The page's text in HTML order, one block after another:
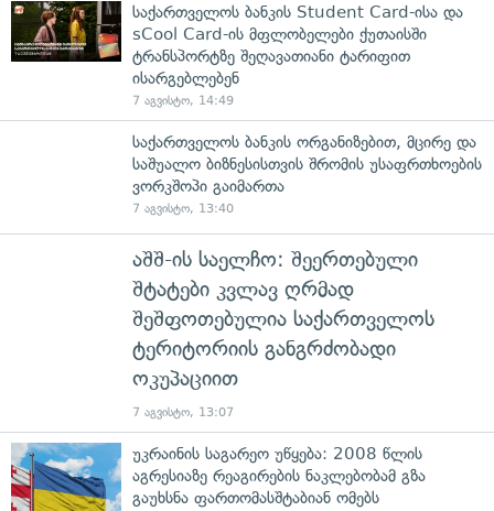
საქართველოს ბანკის Student Card-ისა და
sCool Card-ის მფლობელები ქუთაისში
ტრანსპორტზე შეღავათიანი ტარიფით
ისარგებლებენ
7 აგვისტო, 14:49
საქართველოს ბანკის ორგანიზებით, მცირე და
საშუალო ბიზნესისთვის შრომის უსაფრთხოების
ვორკშოპი გაიმართა
7 აგვისტო, 13:40
აშშ-ის საელჩო: შეერთებული
შტატები კვლავ ღრმად
შეშფოთებულია საქართველოს
ტერიტორიის განგრძობადი
ოკუპაციით
7 აგვისტო, 13:07
უკრაინის საგარეო უწყება: 2008 წლის
აგრესიაზე რეაგირების ნაკლებობამ გზა
გაუხსნა ფართომასშტაბიან ომებს